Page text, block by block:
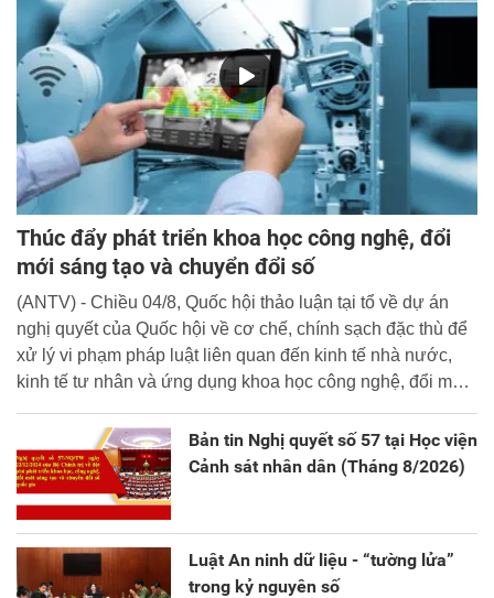
Thúc đẩy phát triển khoa học công nghệ, đổi
mới sáng tạo và chuyển đổi số
(ANTV) - Chiều 04/8, Quốc hội thảo luận tại tổ về dự án
nghị quyết của Quốc hội về cơ chế, chính sạch đặc thù để
xử lý vi phạm pháp luật liên quan đến kinh tế nhà nước,
kinh tế tư nhân và ứng dụng khoa học công nghệ, đổi mới
Bản tin Nghị quyết số 57 tại Học viện
Cảnh sát nhân dân (Tháng 8/2026)
Luật An ninh dữ liệu - “tường lửa”
trong kỷ nguyên số